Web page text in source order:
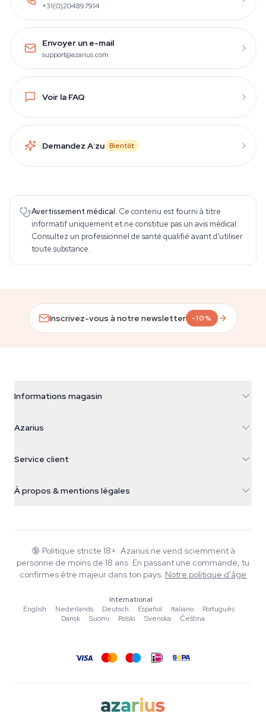
+31(0)204897914
Envoyer un e-mail
support@azarius.com
Voir la FAQ
Demandez Aizu Bientôt
Avertissement médical. Ce contenu est fourni à titre
informatif uniquement et ne constitue pas un avis médical.
Consultez un professionnel de santé qualifié avant d'utiliser
toute substance.
Inscrivez-vous à notre newsletter -10%
Informations magasin
Galvaniweg 11
Nederland
+31(0)204897914
Azarius
Smokeshop
Service client
Politique de retour
Politique de confidentialité
À propos & mentions légales
Wiki
Musique
Normes éditoriales
Outils & Calculateurs
🔞 Politique stricte 18+. Azarius ne vend sciemment à
personne de moins de 18 ans. En passant une commande, tu
confirmes être majeur dans ton pays. Notre politique d'âge
International
English
·Nederlands ·Deutsch ·Español ·Italiano ·Português
·
Dansk
·Suomi ·Polski ·Svenska ·Čeština